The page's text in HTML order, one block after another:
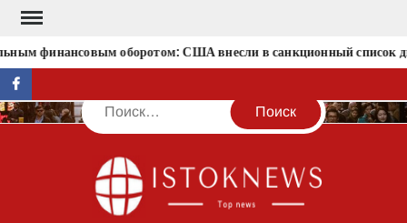
Перейти
содержимому
финансовым оборотом: США внесли в санкционный список
facebook
Поиск